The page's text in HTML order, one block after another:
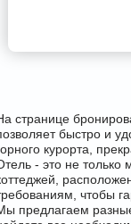
странице
быстро и
курорта,
- это не
чтобы
предлагаем